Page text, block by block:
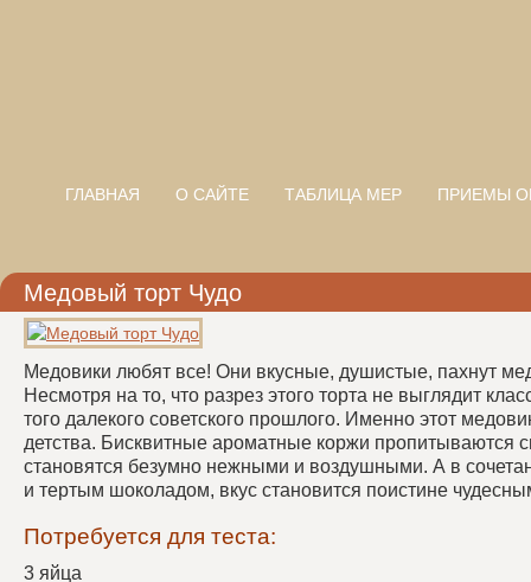
ГЛАВНАЯ О САЙТЕ ТАБЛИЦА МЕР ПРИЕМЫ
Медовый торт Чудо
Медовики любят все! Они вкусные, душистые, пахнут
Несмотря на то, что разрез этого торта не выглядит
того далекого советского прошлого. Именно этот
детства. Бисквитные ароматные коржи пропитываются
становятся безумно нежными и воздушными. А в
и тертым шоколадом, вкус становится поистине
Потребуется для теста:
3 яйца